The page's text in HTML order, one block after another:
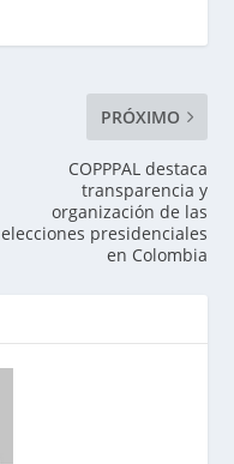
PRÓXIMO
COPPPAL destaca
transparencia y
organización de las
elecciones presidenciales
en Colombia